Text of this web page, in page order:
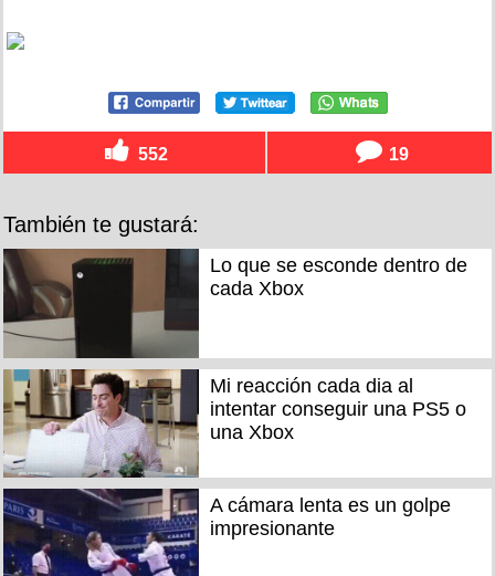
552 19
También te gustará:
Lo que se esconde dentro de
cada Xbox
Mi reacción cada dia al
intentar conseguir una PS5 o
una Xbox
A cámara lenta es un golpe
impresionante